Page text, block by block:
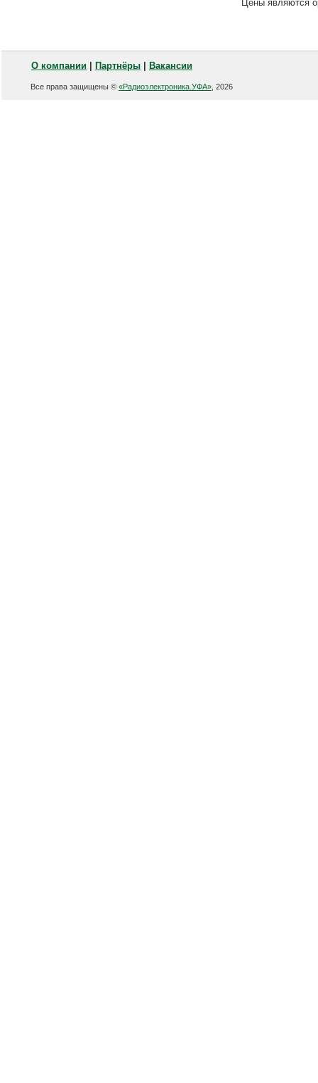
Цены являются
О компании Партнёры Вакансии
Все права защищены © «Радиоэлектроника.УФА» , 2026